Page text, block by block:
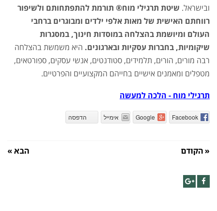
ובישראל. שיטת תרגילי מוח® תורמת להתפתחותם ולשיפור
רווחתם האישית של מאות אלפי ילדים ומבוגרים ברחבי
העולם ומיושמת בהצלחה במוסדות חינוך, במסגרות
שיקומיות, בחברות עסקיות ובארגונים. היא משמשת בהצלחה
רבה מורים, הורים, תלמידים, סטודנטים, אנשי עסקים, ספורטאים,
מטפלים ומאמנים אישיים בחייהם המקצועיים והפרטיים.
תרגילי מוח - הלכה למעשה
Facebook
Google אימייל הדפסה
« הקודם הבא »